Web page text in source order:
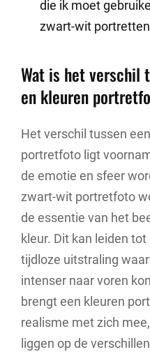
die ik moet
zwart-wit
Wat is het verschil
en kleuren
Het verschil tussen
portretfoto ligt
de emotie en sfeer
zwart-wit portretfoto
de essentie van het
kleur. Dit kan leiden
tijdloze uitstraling
intenser naar voren
brengt een kleuren
realisme met zich
liggen op de